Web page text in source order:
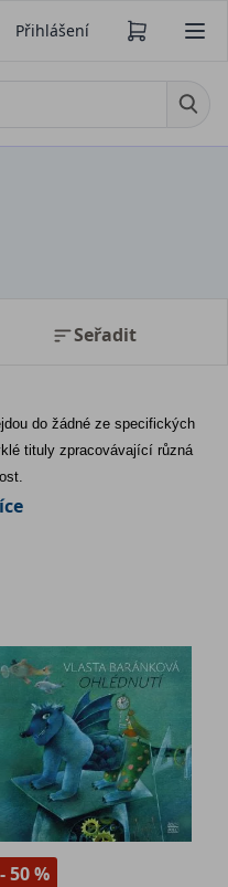
Přihlášení
Seřadit
do žádné ze specifických
tituly zpracovávající různá
- 50 %